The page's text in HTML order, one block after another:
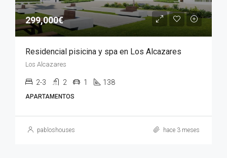
299,000€
Residencial pisicina y spa en Los Alcazares
Los Alcazares
2-3 2 1 138
APARTAMENTOS
pabloshouses hace 3 meses